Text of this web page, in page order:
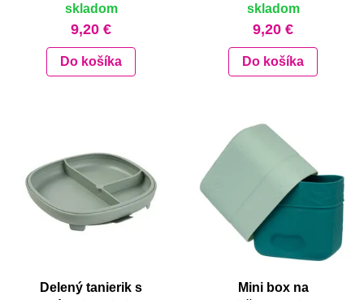
skladom
9,20 €
Do košíka
skladom
9,20 €
Do košíka
Delený tanierik s
Mini box na